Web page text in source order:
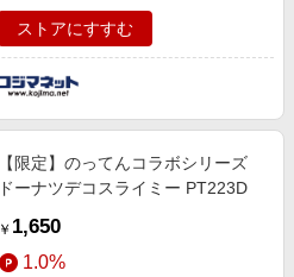
ストアにすすむ
【限定】のってんコラボシリーズ
ドーナツデコスライミー PT223D
￥ 1,650
1.0%